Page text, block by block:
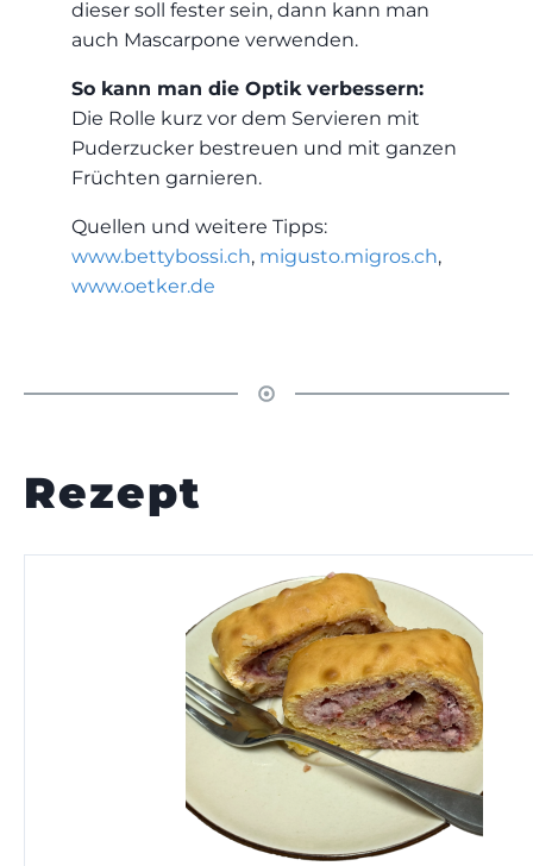
dieser soll fester sein, dann kann man
auch Mascarpone verwenden.
So kann man die Optik verbessern:
Die Rolle kurz vor dem Servieren mit
Puderzucker bestreuen und mit ganzen
Früchten garnieren.
Quellen und weitere Tipps:
www.bettybossi.ch, migusto.migros.ch,
www.oetker.de
Rezept